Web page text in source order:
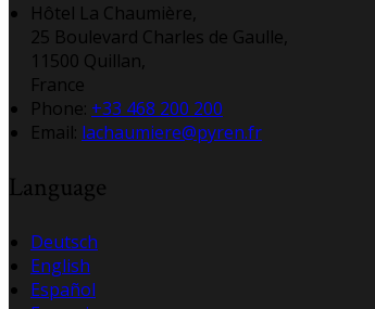
Hôtel La Chaumière,
25 Boulevard Charles de Gaulle,
11500 Quillan,
France
Phone: +33 468 200 200
Email: lachaumiere@pyren.fr
Language
Deutsch
English
Español